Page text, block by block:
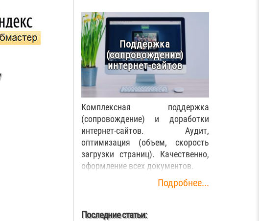
Поддержка
(сопровождение)
интернет-сайтов
Комплексная поддержка
(сопровождение) и доработки
интернет-сайтов. Аудит,
оптимизация (объем, скорость
загрузки страниц). Качественно,
оформление всех документов.
Подробнее...
Последние статьи: